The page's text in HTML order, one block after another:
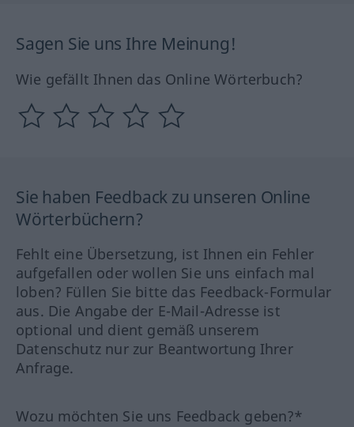
Sagen Sie uns Ihre Meinung!
Wie gefällt Ihnen das Online Wörterbuch?
Sie haben Feedback zu unseren Online
Wörterbüchern?
Fehlt eine Übersetzung, ist Ihnen ein Fehler
aufgefallen oder wollen Sie uns einfach mal
loben? Füllen Sie bitte das Feedback-Formular
aus. Die Angabe der E-Mail-Adresse ist
optional und dient gemäß unserem
Datenschutz nur zur Beantwortung Ihrer
Anfrage.
Wozu möchten Sie uns Feedback geben?*